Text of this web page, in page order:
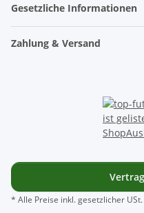
Gesetzliche Informationen
Zahlung & Versand
* Alle Preise inkl. gesetzlicher USt.